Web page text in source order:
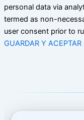
personal data via
termed as non-
user consent prior to
GUARDAR Y ACEPTAR